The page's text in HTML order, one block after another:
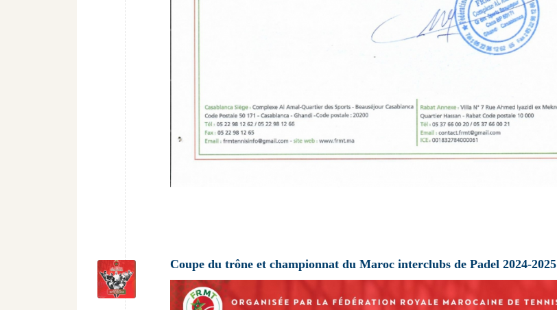
Coupe du trône et championnat du Maroc interclubs de Padel 2024-2025